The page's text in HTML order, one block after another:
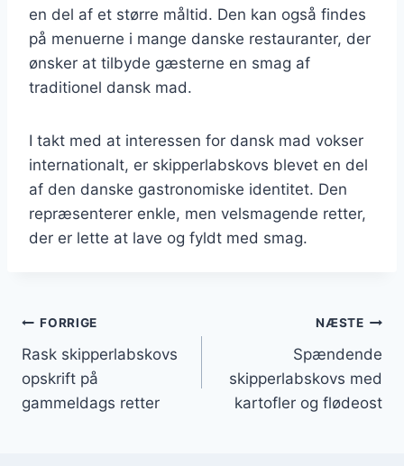
en del af et større måltid. Den kan også findes
på menuerne i mange danske restauranter, der
ønsker at tilbyde gæsterne en smag af
traditionel dansk mad.
I takt med at interessen for dansk mad vokser
internationalt, er skipperlabskovs blevet en del
af den danske gastronomiske identitet. Den
repræsenterer enkle, men velsmagende retter,
der er lette at lave og fyldt med smag.
Indlægsnavigation
FORRIGE
Rask skipperlabskovs
opskrift på
gammeldags retter
NÆSTE
Spændende
skipperlabskovs med
kartofler og flødeost